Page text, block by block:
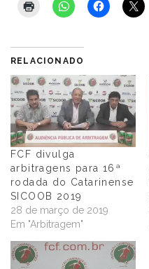
RELACIONADO
FCF divulga
arbitragens para 16ª
rodada do Catarinense
SICOOB 2019
28 de março de 2019
Em "Arbitragem"